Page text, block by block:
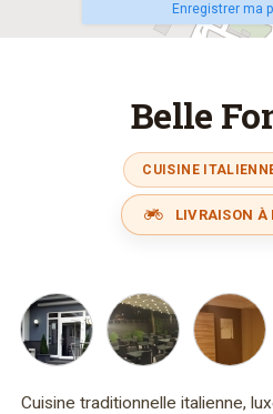
Enregistrer ma
Belle
CUISINE
LIVRAISON À
Cuisine traditionnelle italienne,